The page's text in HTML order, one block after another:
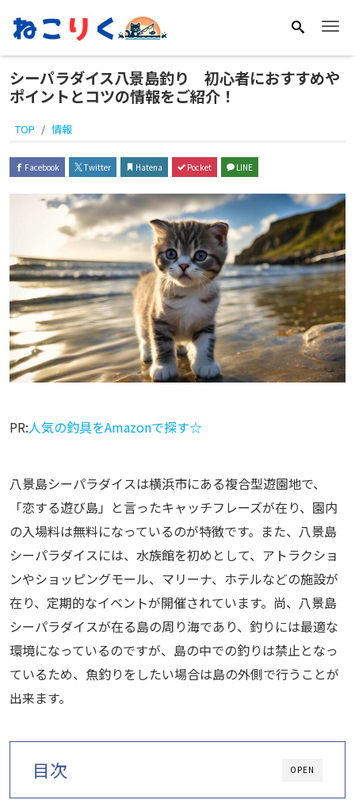
シーパラダイス八景島釣り 初心者におすすめや
ポイントとコツの情報をご紹介！
TOP 情報
Facebook Twitter Hatena Pocket LINE
PR:人気の釣具をAmazonで探す☆
八景島シーパラダイスは横浜市にある複合型遊園地で、
「恋する遊び島」と言ったキャッチフレーズが在り、園内
の入場料は無料になっているのが特徴です。また、八景島
シーパラダイスには、水族館を初めとして、アトラクショ
ンやショッピングモール、マリーナ、ホテルなどの施設が
在り、定期的なイベントが開催されています。尚、八景島
シーパラダイスが在る島の周り海であり、釣りには最適な
環境になっているのですが、島の中での釣りは禁止となっ
ているため、魚釣りをしたい場合は島の外側で行うことが
出来ます。
OPEN
目次